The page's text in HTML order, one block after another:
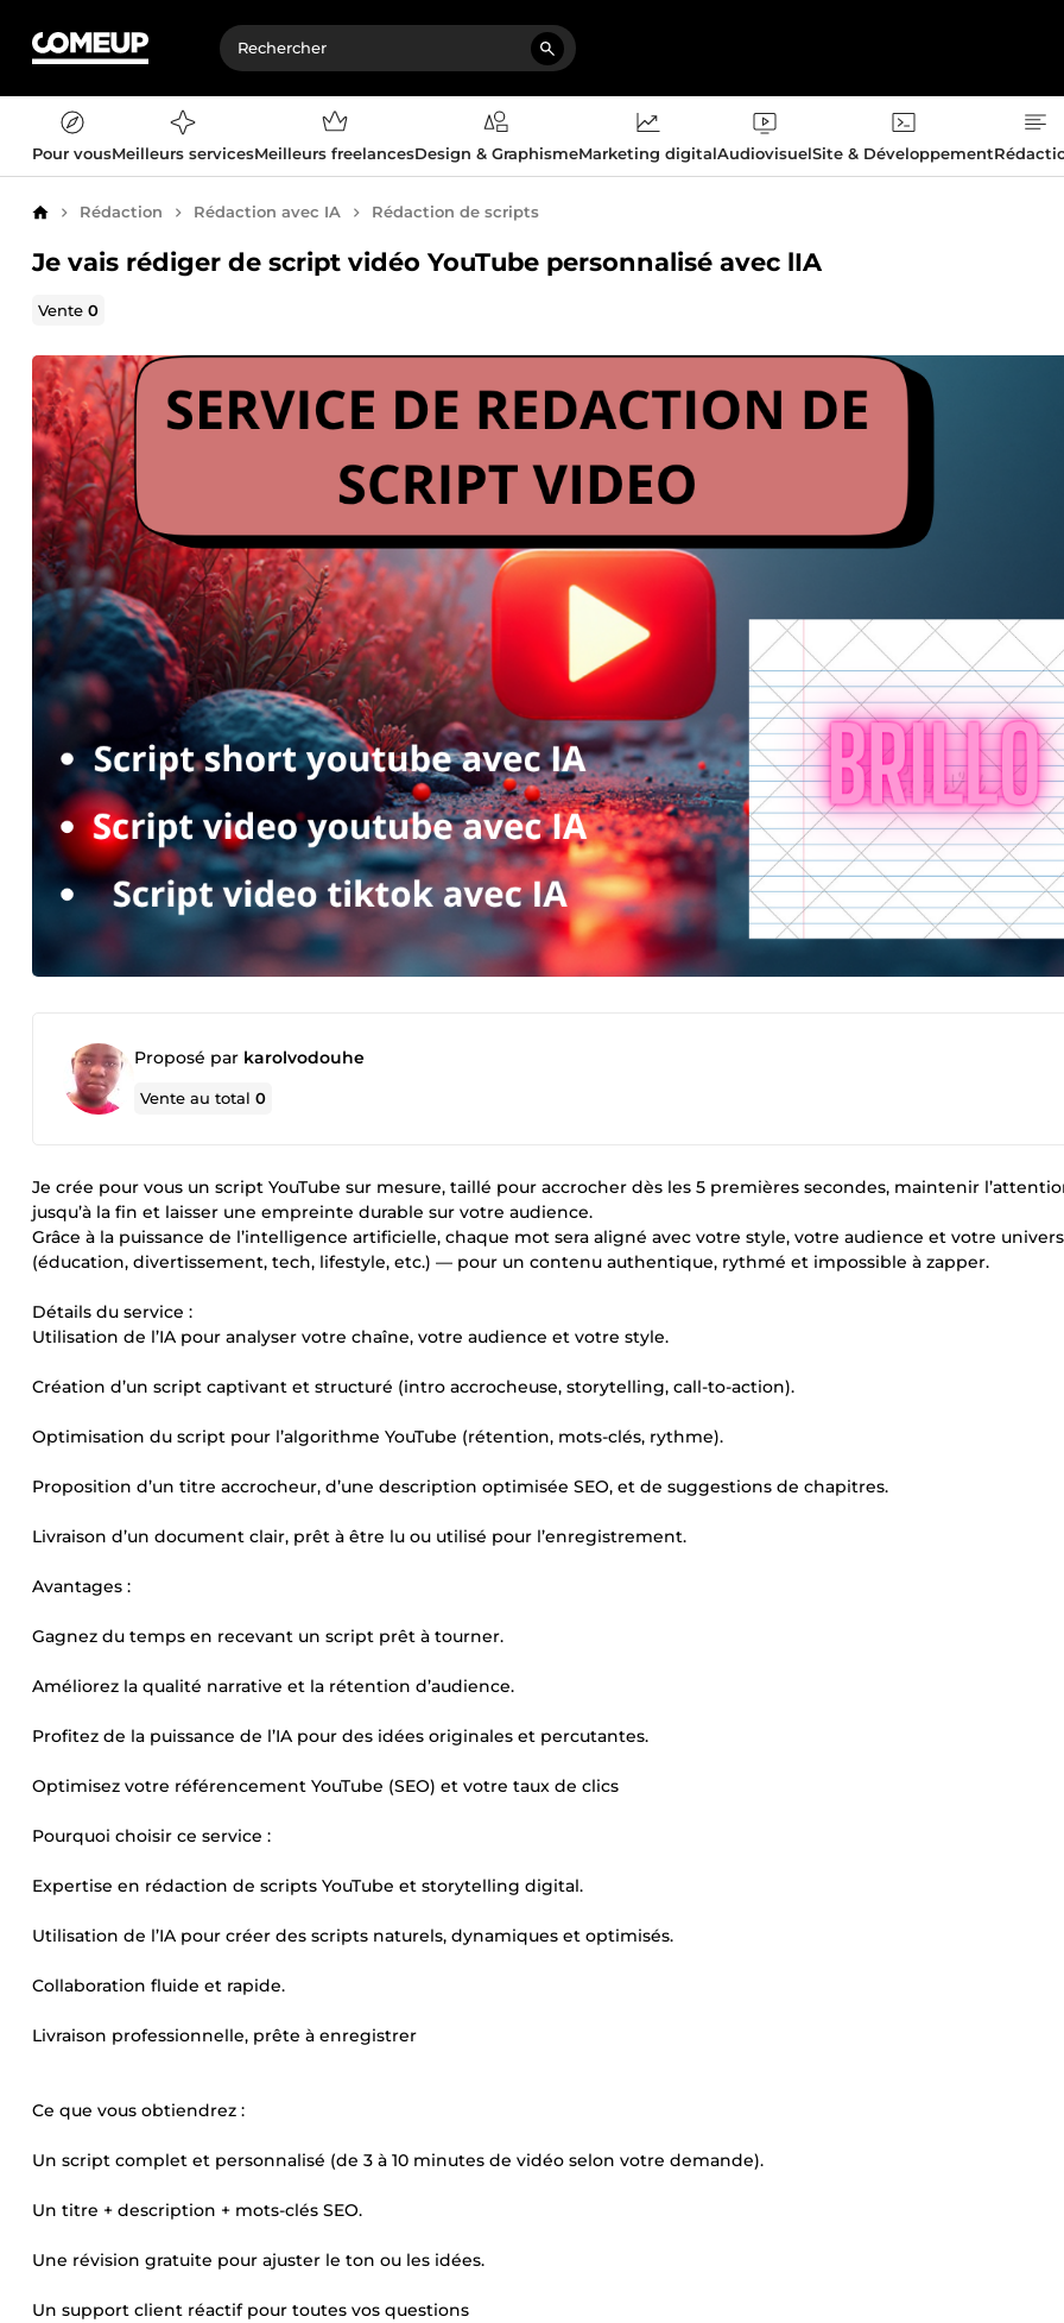
Pour vousMeilleurs servicesMeilleurs freelancesDesign & GraphismeMarketing digitalAudiovisuelSite & Développement
AccueilRédaction Rédaction avec IA Rédaction de scripts
Je vais rédiger de script vidéo YouTube personnalisé avec lIA
Vente0
Proposé par karolvodouhe
Vente au total0
Je crée pour vous un script YouTube sur mesure, taillé pour accrocher dès les 5 premières secondes, maintenir
jusqu’à la fin et laisser une empreinte durable sur votre audience.
Grâce à la puissance de l’intelligence artificielle, chaque mot sera aligné avec votre style, votre audience et votre univers
(éducation, divertissement, tech, lifestyle, etc.) — pour un contenu authentique, rythmé et impossible à zapper.
Détails du service :
Utilisation de l’IA pour analyser votre chaîne, votre audience et votre style.
Création d’un script captivant et structuré (intro accrocheuse, storytelling, call-to-action).
Optimisation du script pour l’algorithme YouTube (rétention, mots-clés, rythme).
Proposition d’un titre accrocheur, d’une description optimisée SEO, et de suggestions de chapitres.
Livraison d’un document clair, prêt à être lu ou utilisé pour l’enregistrement.
Avantages :
Gagnez du temps en recevant un script prêt à tourner.
Améliorez la qualité narrative et la rétention d’audience.
Profitez de la puissance de l’IA pour des idées originales et percutantes.
Optimisez votre référencement YouTube (SEO) et votre taux de clics
Pourquoi choisir ce service :
Expertise en rédaction de scripts YouTube et storytelling digital.
Utilisation de l’IA pour créer des scripts naturels, dynamiques et optimisés.
Collaboration fluide et rapide.
Livraison professionnelle, prête à enregistrer
Ce que vous obtiendrez :
Un script complet et personnalisé (de 3 à 10 minutes de vidéo selon votre demande).
Un titre + description + mots-clés SEO.
Une révision gratuite pour ajuster le ton ou les idées.
Un support client réactif pour toutes vos questions